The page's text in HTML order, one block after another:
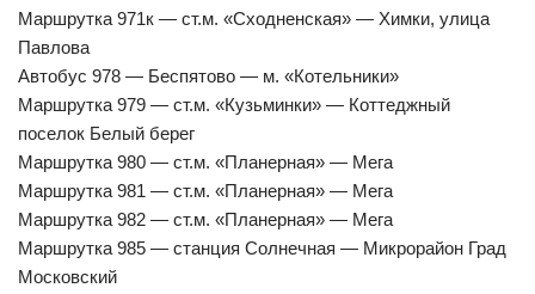
Маршрутка 971к — ст.м. «Сходненская» — Химки, улица
Павлова
Автобус 978 — Беспятово — м. «Котельники»
Маршрутка 979 — ст.м. «Кузьминки» — Коттеджный
поселок Белый берег
Маршрутка 980 — ст.м. «Планерная» — Мега
Маршрутка 981 — ст.м. «Планерная» — Мега
Маршрутка 982 — ст.м. «Планерная» — Мега
Маршрутка 985 — станция Солнечная — Микрорайон Град
Московский